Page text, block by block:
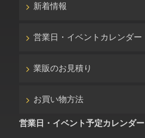
新着情報
営業日・イベントカレンダー
業販のお見積り
お買い物方法
営業日・イベント予定カレンダー